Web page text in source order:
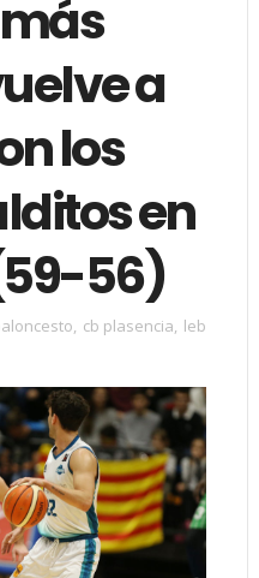
a
los
en
56)
, cb plasencia, leb